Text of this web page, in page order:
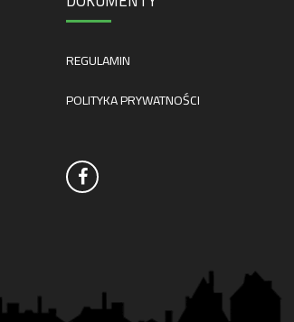
REGULAMIN
POLITYKA PRYWATNOŚCI